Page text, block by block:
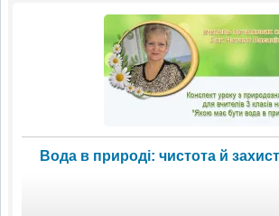
Вода в природі: чистота й